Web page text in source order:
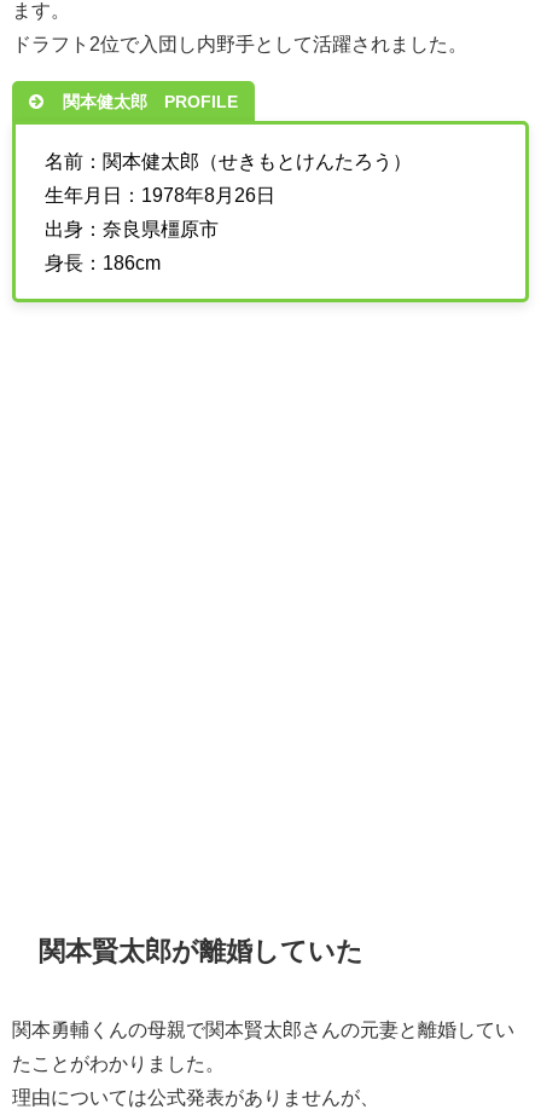
ます。
ドラフト2位で入団し内野手として活躍されました。
関本健太郎 PROFILE
名前：関本健太郎（せきもとけんたろう）
生年月日：1978年8月26日
出身：奈良県橿原市
身長：186cm
関本賢太郎が離婚していた
関本勇輔くんの母親で関本賢太郎さんの元妻と離婚してい
たことがわかりました。
理由については公式発表がありませんが、